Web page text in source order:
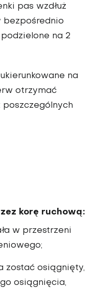
pas wzdłuż
bezpośrednio
na 2
na
otrzymać
korę ruchową:
w przestrzeni
zostać osiągnięty,
osiągnięcia,